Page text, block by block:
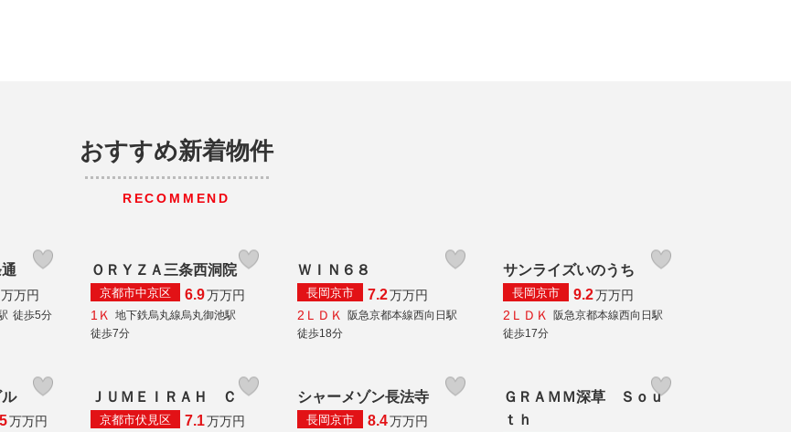
おすすめ新着物件
RECOMMEND
万万円
徒歩5分
ＯＲＹＺＡ三条西洞院
京都市中京区 6.9万万円
1Ｋ
地下鉄烏丸線烏丸御池駅
徒歩7分
ＷＩＮ６８
長岡京市 7.2万万円
2ＬＤＫ
阪急京都本線西向日駅
徒歩18分
サンライズいのうち
長岡京市 9.2万万円
2ＬＤＫ
阪急京都本線西向日駅
徒歩17分
万万円
ＪＵＭＥＩＲＡＨ Ｃ
京都市伏見区 7.1万万円
シャーメゾン長法寺
長岡京市 8.4万万円
ＧＲＡＭＭ深草 Ｓｏｕ
ｔｈ